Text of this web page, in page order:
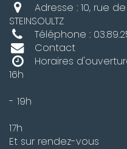
Adresse : 10, rue
STEINSOULTZ
Téléphone :
Contact
Horaires
16h
Mardi :
- 19h
Jeudi :
17h
Et sur rendez-vous